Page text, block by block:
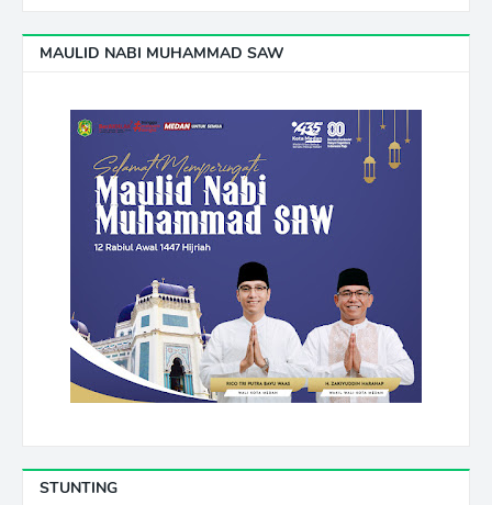
MAULID NABI MUHAMMAD SAW
STUNTING